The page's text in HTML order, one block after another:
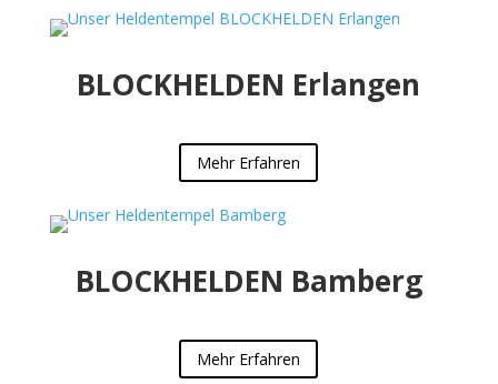
BLOCKHELDEN Erlangen
Mehr Erfahren
BLOCKHELDEN Bamberg
Mehr Erfahren